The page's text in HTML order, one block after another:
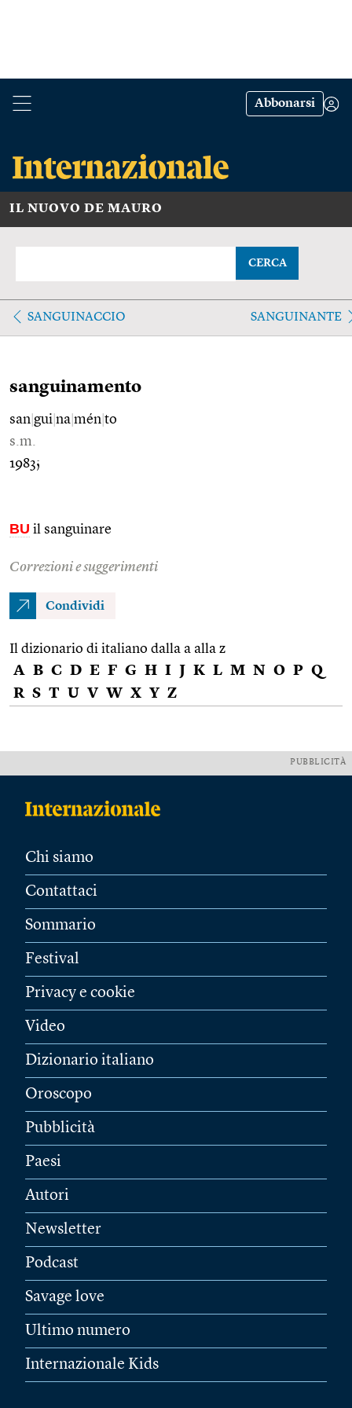
Abbonarsi
IL NUOVO DE MAURO
CERCA
SANGUINACCIO SANGUINANTE
sanguinamento
san gui na mén to
s.m.
1983;
BU il sanguinare
Correzioni e suggerimenti
Condividi
Il dizionario di italiano dalla a alla z
A B C D E F G H I J K L M N O P Q
R S T U V W X Y Z
PUBBLICITÀ
Chi siamo
Contattaci
Sommario
Festival
Privacy e cookie
Video
Dizionario italiano
Oroscopo
Pubblicità
Paesi
Autori
Newsletter
Podcast
Savage love
Ultimo numero
Internazionale Kids